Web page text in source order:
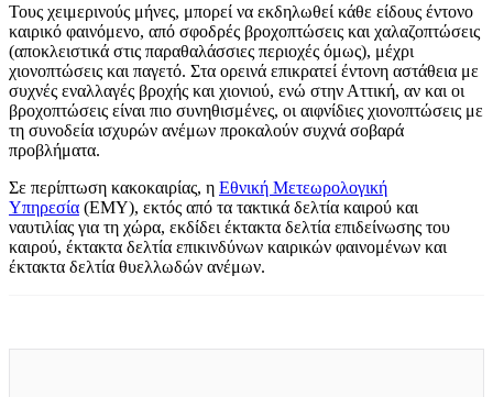
Τους χειμερινούς μήνες, μπορεί να εκδηλωθεί κάθε είδους έντονο
καιρικό φαινόμενο, από σφοδρές βροχοπτώσεις και χαλαζοπτώσεις
(αποκλειστικά στις παραθαλάσσιες περιοχές όμως), μέχρι
χιονοπτώσεις και παγετό. Στα ορεινά επικρατεί έντονη αστάθεια με
συχνές εναλλαγές βροχής και χιονιού, ενώ στην Αττική, αν και οι
βροχοπτώσεις είναι πιο συνηθισμένες, οι αιφνίδιες χιονοπτώσεις με
τη συνοδεία ισχυρών ανέμων προκαλούν συχνά σοβαρά
προβλήματα.
Σε περίπτωση κακοκαιρίας, η Εθνική Μετεωρολογική
Υπηρεσία (ΕΜΥ), εκτός από τα τακτικά δελτία καιρού και
ναυτιλίας για τη χώρα, εκδίδει έκτακτα δελτία επιδείνωσης του
καιρού, έκτακτα δελτία επικινδύνων καιρικών φαινομένων και
έκτακτα δελτία θυελλωδών ανέμων.